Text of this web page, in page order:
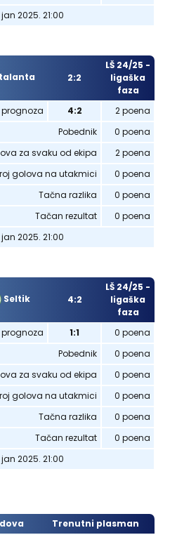
2025. 21:00
2:2
LŠ 24/25 -
ligaška
faza
4:2
2 poena
Pobednik
0 poena
za svaku od ekipa
2 poena
golova na utakmici
0 poena
Tačna razlika
0 poena
Tačan rezultat
0 poena
2025. 21:00
Seltik 4:2
LŠ 24/25 -
ligaška
faza
1:1
0 poena
Pobednik
0 poena
za svaku od ekipa
0 poena
golova na utakmici
0 poena
Tačna razlika
0 poena
Tačan rezultat
0 poena
2025. 21:00
Trenutni plasman